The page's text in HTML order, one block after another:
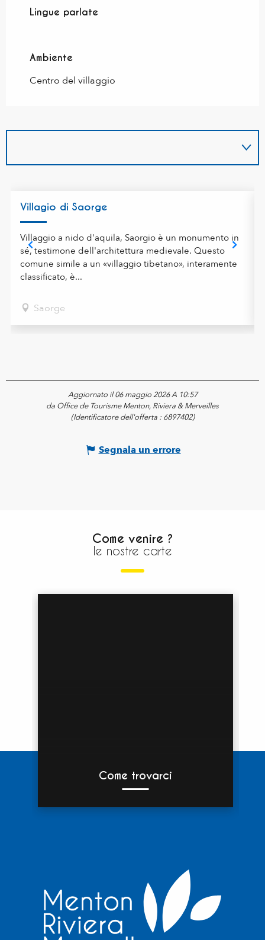
Lingue parlate
Lingue parlate
Ambiente
Ambiente
Centro del villaggio
Villagio di Saorge
Villaggio a nido d'aquila, Saorgio è un monumento in
sé, testimone dell'architettura medievale. Questo
comune simile a un «villaggio tibetano», interamente
classificato, è...
Saorge
Aggiornato il 06 maggio 2026 A 10:57
da Office de Tourisme Menton, Riviera & Merveilles
(Identificatore dell'offerta : 6897402)
Segnala un errore
Come venire ?
le nostre carte
Come trovarci